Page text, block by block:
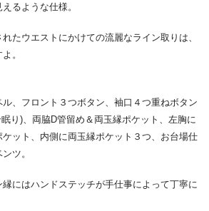
るような仕様。
たウエストにかけての流麗なライン取りは、
。
、フロント３つボタン、袖口４つ重ねボタン
り)、両脇D管留め＆両玉縁ポケット、左胸に
ット、内側に両玉縁ポケット３つ、お台場仕
ツ。
にはハンドステッチが手仕事によって丁寧に